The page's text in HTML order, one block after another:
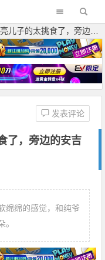
太挑食了，旁边的安吉都看不下去了
了，旁边的安吉
发表评论
绵绵的感觉，和纯爷
。